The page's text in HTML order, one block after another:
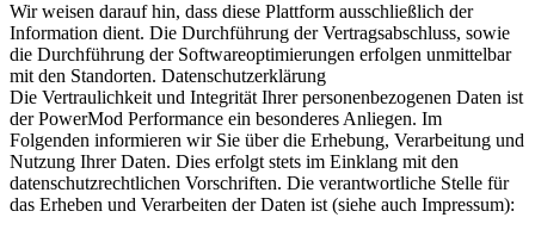
Wir weisen darauf hin, dass diese Plattform ausschließlich der
Information dient. Die Durchführung der Vertragsabschluss, sowie
die Durchführung der Softwareoptimierungen erfolgen unmittelbar
mit den Standorten. Datenschutzerklärung
Die Vertraulichkeit und Integrität Ihrer personenbezogenen Daten ist
der PowerMod Performance ein besonderes Anliegen. Im
Folgenden informieren wir Sie über die Erhebung, Verarbeitung und
Nutzung Ihrer Daten. Dies erfolgt stets im Einklang mit den
datenschutzrechtlichen Vorschriften. Die verantwortliche Stelle für
das Erheben und Verarbeiten der Daten ist (siehe auch Impressum):